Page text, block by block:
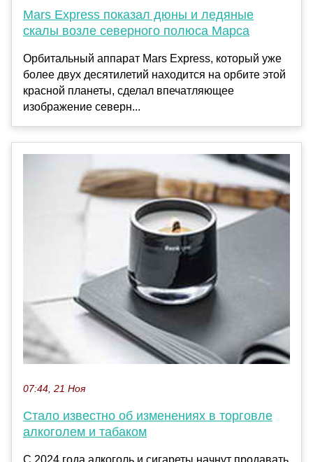
Mars Express показал дюны и ледяные
скалы возле северного полюса Марса
Орбитальный аппарат Mars Express, который уже
более двух десятилетий находится на орбите этой
красной планеты, сделал впечатляющее
изображение северн...
07:44, 21 Ноя
Стало известно об изменениях в торговле
алкоголем и табаком
С 2024 года алкоголь и сигареты начнут продавать